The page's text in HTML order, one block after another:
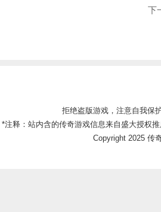
下
拒绝盗版游戏，注意自我保
*注释：站内含的传奇游戏信息来自盛大授权
Copyright 2025 传